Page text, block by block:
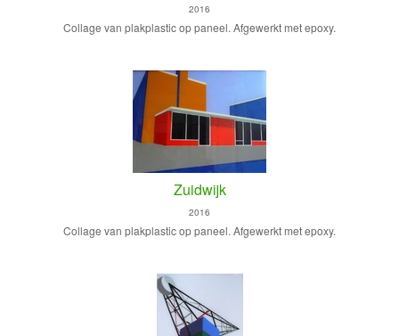
2016
Collage van plakplastic op paneel. Afgewerkt met epoxy.
Zuidwijk
2016
Collage van plakplastic op paneel. Afgewerkt met epoxy.